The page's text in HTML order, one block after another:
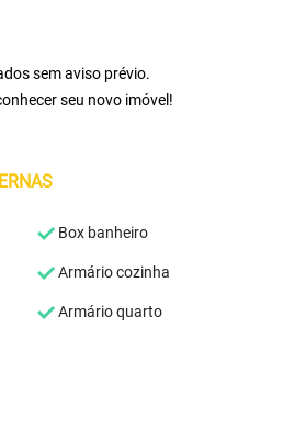
sem aviso prévio.
seu novo imóvel!
Box banheiro
Armário cozinha
Armário quarto